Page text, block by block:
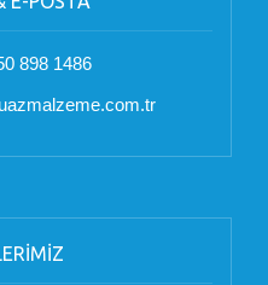
898 1486